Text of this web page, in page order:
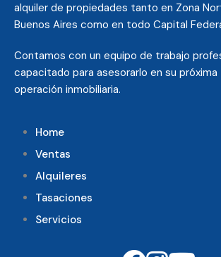
alquiler de propiedades tanto en Zona
Buenos Aires como en todo Capital
Contamos con un equipo de trabajo
capacitado para asesorarlo en su próxima
operación inmobiliaria.
Home
Ventas
Alquileres
Tasaciones
Servicios